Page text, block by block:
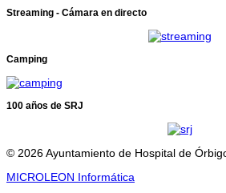
Streaming - Cámara en directo
Camping
100 años de SRJ
© 2026 Ayuntamiento de Hospital de
MICROLEON Informática